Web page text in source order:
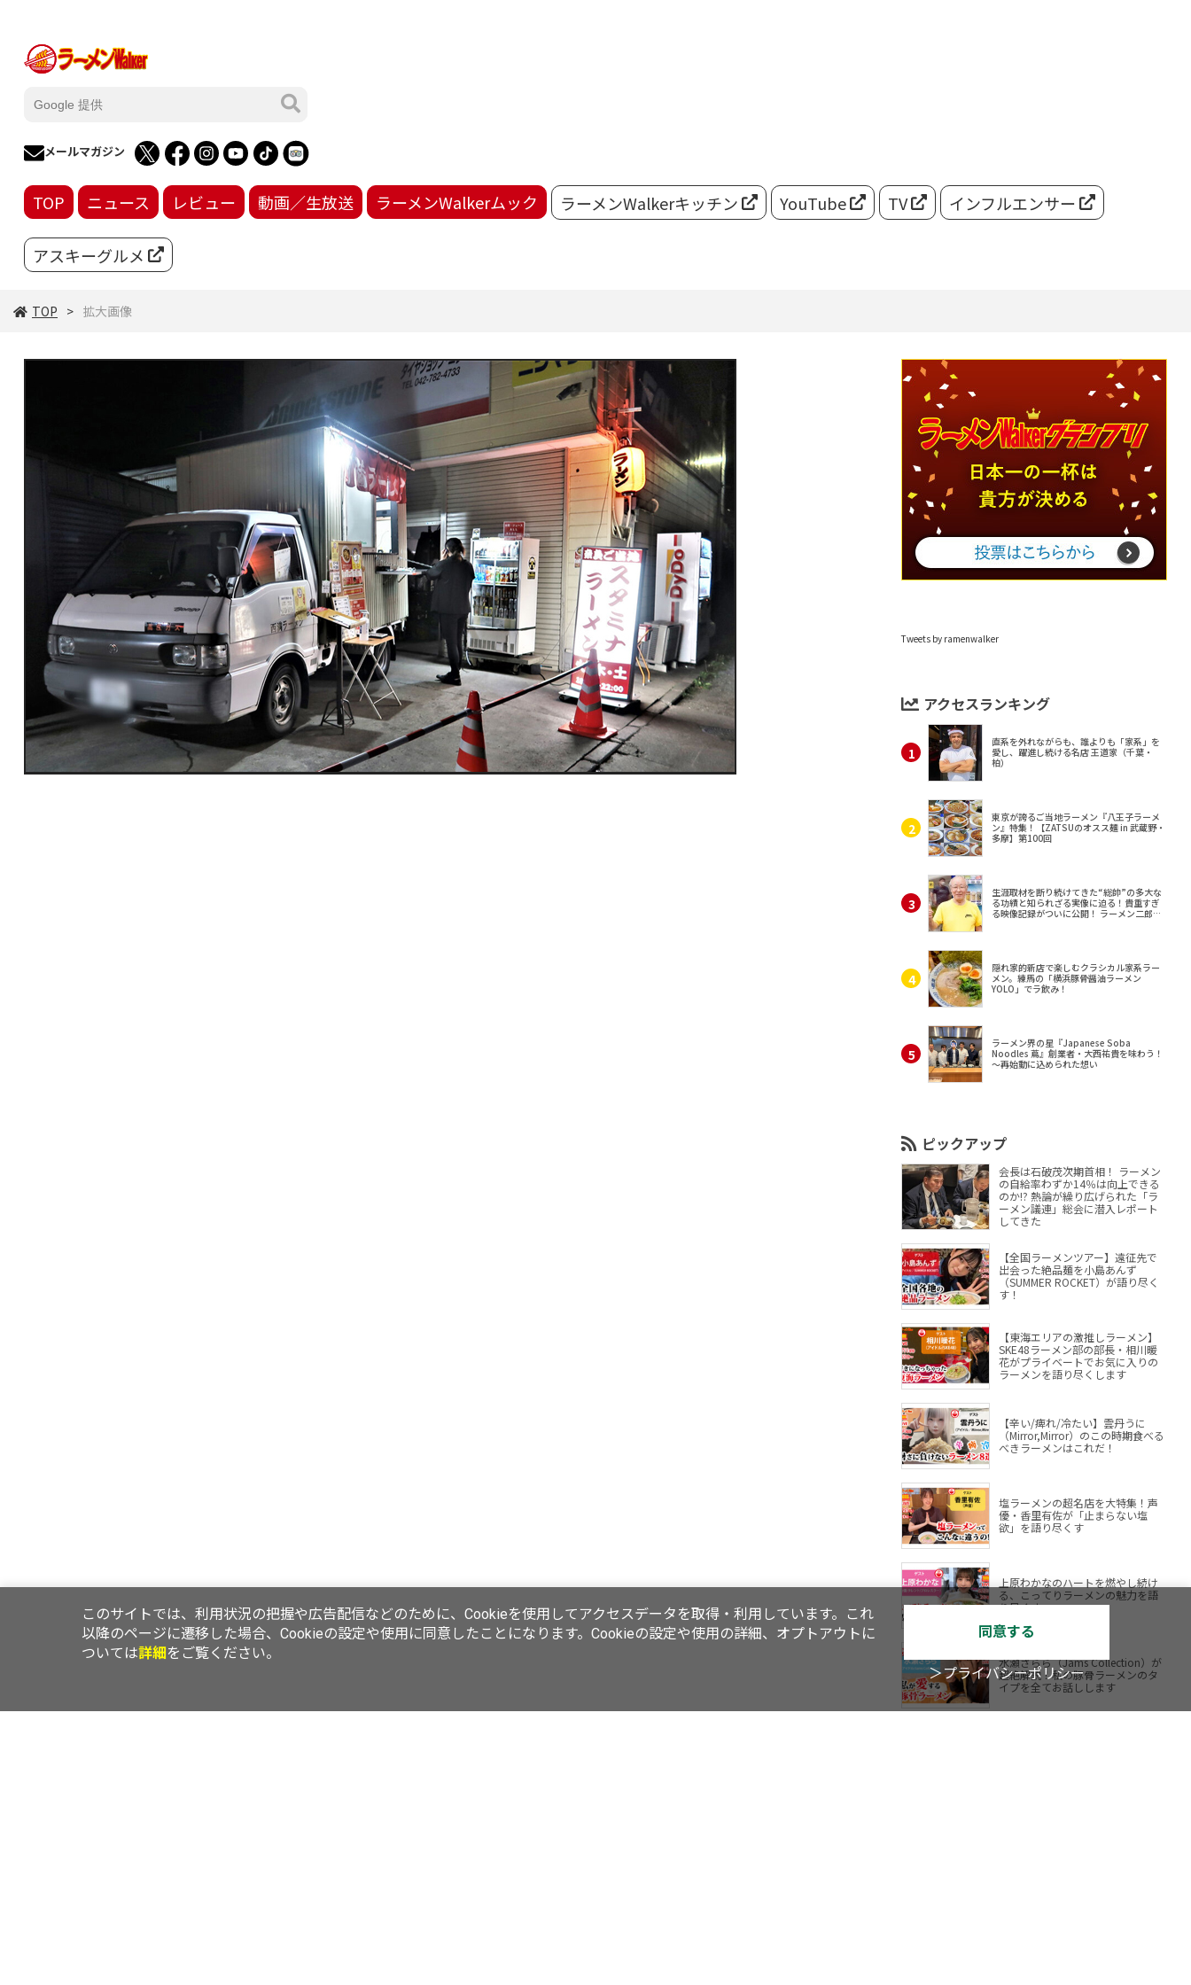
メールマガジン
TOP ニュース レビュー 動画／生放送 ラーメンWalkerムック ラーメンWalkerキッチン YouTube TV インフルエンサー
アスキーグルメ
TOP 拡大画像
Tweets by ramenwalker
アクセスランキング
直系を外れながらも、誰よりも「家系」を
愛し、躍進し続ける名店 王道家（千葉・
柏）
東京が誇るご当地ラーメン『八王子ラーメ
ン』特集！【ZATSUのオスス麺 in 武蔵野・
多摩】第100回
生涯取材を断り続けてきた“総帥”の多大な
る功績と知られざる実像に迫る！貴重すぎ
る映像記録がついに公開！ ラーメン二郎
隠れ家的新店で楽しむクラシカル家系ラー
メン。練馬の「横浜豚骨醤油ラーメン
YOLO」でラ飲み！
ラーメン界の星『Japanese Soba
Noodles 蔦』創業者・大西祐貴を味わう！
～再始動に込められた想い
ピックアップ
会長は石破茂次期首相！ ラーメン
の自給率わずか14％は向上できる
のか!? 熱論が繰り広げられた「ラ
ーメン議連」総会に潜入レポート
してきた
【全国ラーメンツアー】遠征先で
出会った絶品麺を小島あんず
（SUMMER ROCKET）が語り尽く
す！
【東海エリアの激推しラーメン】
SKE48ラーメン部の部長・相川暖
花がプライベートでお気に入りの
ラーメンを語り尽くします
【辛い/痺れ/冷たい】雲丹うに
（Mirror,Mirror）のこの時期食べる
べきラーメンはこれだ！
塩ラーメンの超名店を大特集！声
優・香里有佐が「止まらない塩
欲」を語り尽くす
上原わかなのハートを燃やし続け
る、こってりラーメンの魅力を語
り尽くす
水瀬さらら（Jams Collection）が
超絶解説！私の豚骨ラーメンのタ
イプを全てお話しします
このサイトでは、利用状況の把握や広告配信などのために、Cookieを使用してアクセスデータを取得・利用しています。これ
以降のページに遷移した場合、Cookieの設定や使用に同意したことになります。Cookieの設定や使用の詳細、オプトアウトに
ついては詳細をご覧ください。
同意する
＞プライバシーポリシー